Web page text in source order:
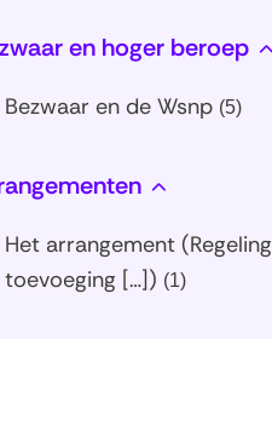
en hoger beroep
Bezwaar en de Wsnp (5)
Het arrangement (Regeling
toevoeging […]) (1)